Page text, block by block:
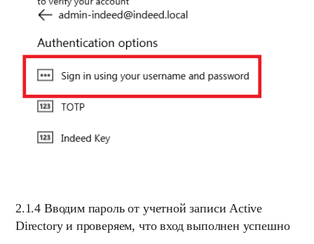
2.1.4 Вводим пароль от учетной записи Active
Directory и проверяем, что вход выполнен успешно